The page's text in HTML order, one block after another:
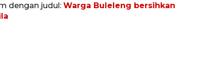
dengan judul: Warga Buleleng bersihkan